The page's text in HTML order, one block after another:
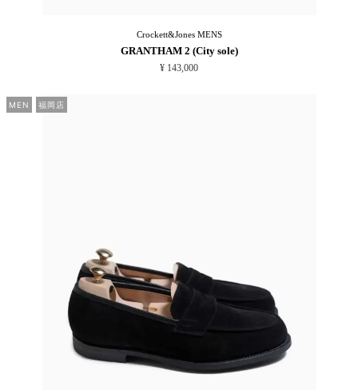
Crockett&JonesMENS
GRANTHAM 2 (City sole)
¥ 143,000
MEN 福岡店